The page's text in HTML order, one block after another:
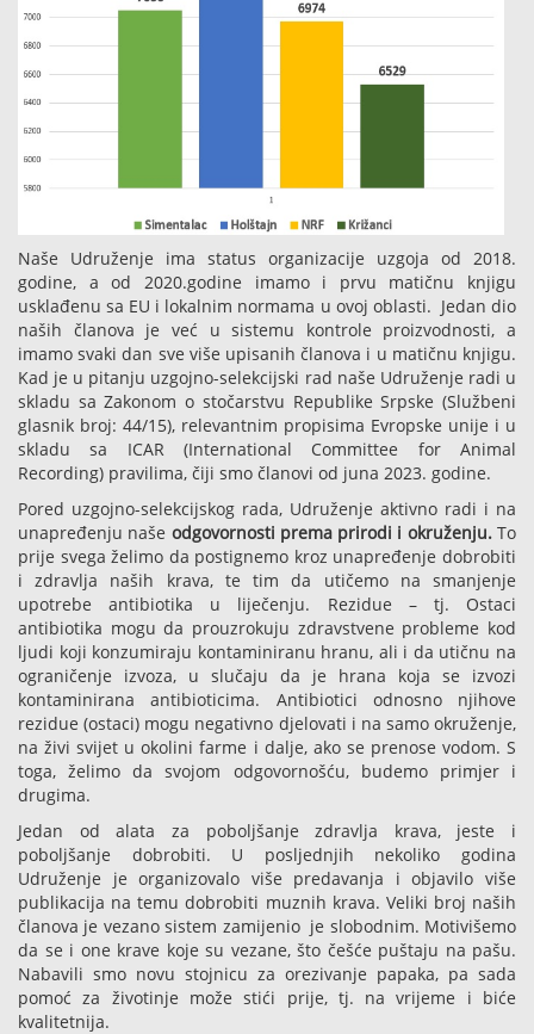
Naše Udruženje ima status organizacije uzgoja od 2018.
godine, a od 2020.godine imamo i prvu matičnu knjigu
usklađenu sa EU i lokalnim normama u ovoj oblasti. Jedan dio
naših članova je već u sistemu kontrole proizvodnosti, a
imamo svaki dan sve više upisanih članova i u matičnu knjigu.
Kad je u pitanju uzgojno-selekcijski rad naše Udruženje radi u
skladu sa Zakonom o stočarstvu Republike Srpske (Službeni
glasnik broj: 44/15), relevantnim propisima Evropske unije i u
skladu sa ICAR (International Committee for Animal
Recording) pravilima, čiji smo članovi od juna 2023. godine.
Pored uzgojno-selekcijskog rada, Udruženje aktivno radi i na
unapređenju naše odgovornosti prema prirodi i okruženju.To
prije svega želimo da postignemo kroz unapređenje dobrobiti
i zdravlja naših krava, te tim da utičemo na smanjenje
upotrebe antibiotika u liječenju. Rezidue – tj. Ostaci
antibiotika mogu da prouzrokuju zdravstvene probleme kod
ljudi koji konzumiraju kontaminiranu hranu, ali i da utičnu na
ograničenje izvoza, u slučaju da je hrana koja se izvozi
kontaminirana antibioticima. Antibiotici odnosno njihove
rezidue (ostaci) mogu negativno djelovati i na samo okruženje,
na živi svijet u okolini farme i dalje, ako se prenose vodom. S
toga, želimo da svojom odgovornošću, budemo primjer i
drugima.
Jedan od alata za poboljšanje zdravlja krava, jeste i
poboljšanje dobrobiti. U posljednjih nekoliko godina
Udruženje je organizovalo više predavanja i objavilo više
publikacija na temu dobrobiti muznih krava. Veliki broj naših
članova je vezano sistem zamijenio je slobodnim. Motivišemo
da se i one krave koje su vezane, što češće puštaju na pašu.
Nabavili smo novu stojnicu za orezivanje papaka, pa sada
pomoć za životinje može stići prije, tj. na vrijeme i biće
kvalitetnija.